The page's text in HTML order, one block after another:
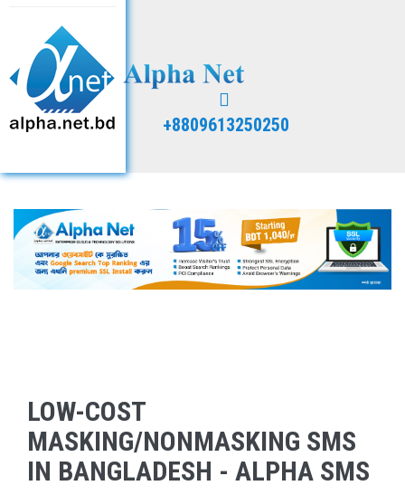
+8809613250250
LOW-COST
MASKING/NONMASKING SMS
IN BANGLADESH - ALPHA SMS